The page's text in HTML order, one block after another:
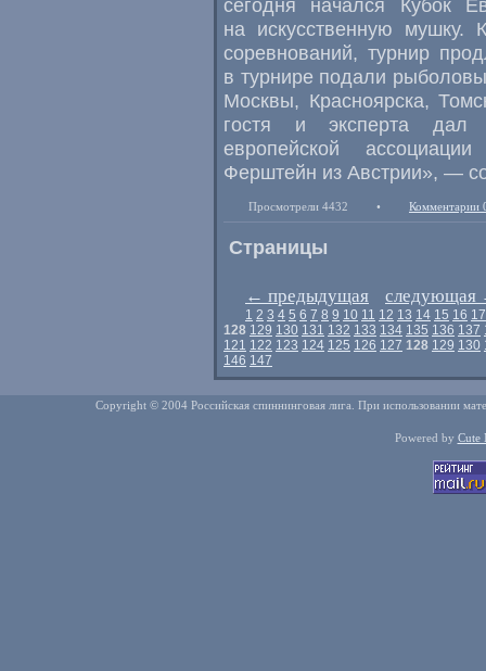
сегодня начался Кубок
на искусственную
соревнований, турнир
в турнире подали
Москвы, Красноярска,
гостя и эксперта дал
европейской
Ферштейн из Австрии», —
Просмотрели 4432 • Комментарии
Страницы
← предыдущая следующая
1 2 3 4 5 6 7 8 9 10 11 12 13 14 15 16 17
128 129 130 131 132 133 134 135 136 137
121 122 123 124 125 126 127 128 129 130
146 147
Copyright © 2004 Российская спиннинговая лига. При использовании
Powered by Cute